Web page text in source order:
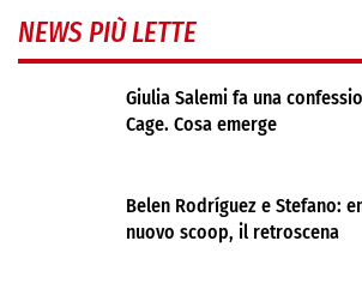
NEWS PIÙ LETTE
Giulia Salemi fa una
Cage. Cosa emerge
Belen Rodríguez e Stefano:
nuovo scoop, il retroscena